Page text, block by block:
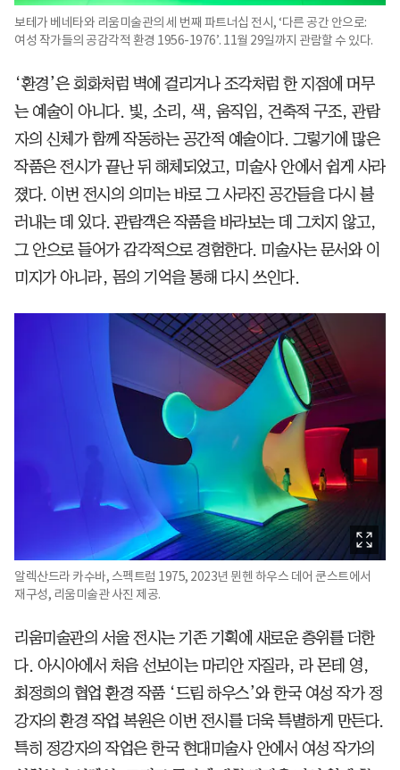
보테가 베네타와 리움미술관의 세 번째 파트너십 전시, ‘다른 공간 안으로:
여성 작가들의 공감각적 환경 1956-1976’. 11월 29일까지 관람할 수 있다.
‘환경’은 회화처럼 벽에 걸리거나 조각처럼 한 지점에 머무
는 예술이 아니다. 빛, 소리, 색, 움직임, 건축적 구조, 관람
자의 신체가 함께 작동하는 공간적 예술이다. 그렇기에 많은
작품은 전시가 끝난 뒤 해체되었고, 미술사 안에서 쉽게 사라
졌다. 이번 전시의 의미는 바로 그 사라진 공간들을 다시 불
러내는 데 있다. 관람객은 작품을 바라보는 데 그치지 않고,
그 안으로 들어가 감각적으로 경험한다. 미술사는 문서와 이
미지가 아니라, 몸의 기억을 통해 다시 쓰인다.
알렉산드라 카수바, 스펙트럼 1975, 2023년 뮌헨 하우스 데어 쿤스트에서
재구성, 리움미술관 사진 제공.
리움미술관의 서울 전시는 기존 기획에 새로운 층위를 더한
다. 아시아에서 처음 선보이는 마리안 자질라, 라 몬테 영,
최정희의 협업 환경 작품 ‘드림 하우스’와 한국 여성 작가 정
강자의 환경 작업 복원은 이번 전시를 더욱 특별하게 만든다.
특히 정강자의 작업은 한국 현대미술사 안에서 여성 작가의